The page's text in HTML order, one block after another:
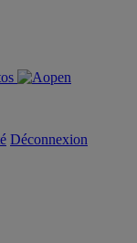
Déconnexion